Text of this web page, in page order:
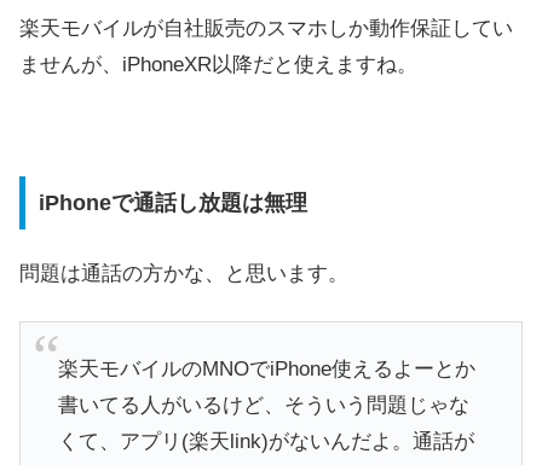
楽天モバイルが自社販売のスマホしか動作保証してい
ませんが、iPhoneXR以降だと使えますね。
iPhoneで通話し放題は無理
問題は通話の方かな、と思います。
楽天モバイルのMNOでiPhone使えるよーとか
書いてる人がいるけど、そういう問題じゃな
くて、アプリ(楽天link)がないんだよ。通話が